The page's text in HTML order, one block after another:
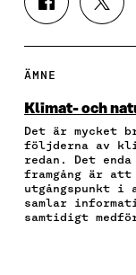
D
E
P
F
C
E
B
O
O
K
D
E
T
I
T
T
E
R
Ö
ÄMNE
Klimat- och
Det är mycket
följderna av
redan. Det
framgång är att
utgångspunkt
samlar
samtidigt